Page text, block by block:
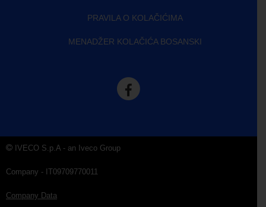
PRAVILA O KOLAČIĆIMA
MENADŽER KOLAČIĆA BOSANSKI
IVECO S.p.A - an Iveco Group
Company - IT09709770011
Company Data